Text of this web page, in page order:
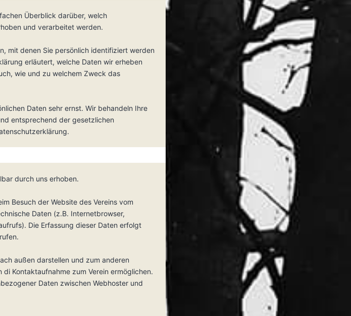
Überblick darüber, welch
und verarbeitet werden.
mit denen Sie persönlich identifiziert werden
erläutert, welche Daten wir erheben
wie und zu welchem Zweck das
Daten sehr ernst. Wir behandeln Ihre
entsprechend der gesetzlichen
durch uns erhoben.
Besuch der Website des Vereins vom
Daten (z.B. Internetbrowser,
Die Erfassung dieser Daten erfolgt
außen darstellen und zum anderen
Kontaktaufnahme zum Verein ermöglichen.
Daten zwischen Webhoster und